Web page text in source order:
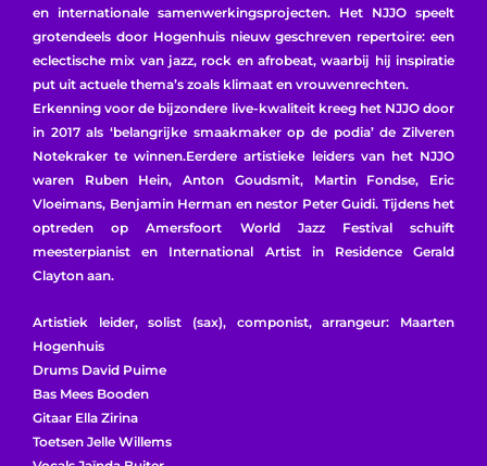
en internationale samenwerkingsprojecten. Het NJJO speelt
grotendeels door Hogenhuis nieuw geschreven repertoire: een
eclectische mix van jazz, rock en afrobeat, waarbij hij inspiratie
put uit actuele thema’s zoals klimaat en vrouwenrechten.
Erkenning voor de bijzondere live-kwaliteit kreeg het NJJO door
in 2017 als ‘belangrijke smaakmaker op de podia’ de Zilveren
Notekraker te winnen.Eerdere artistieke leiders van het NJJO
waren Ruben Hein, Anton Goudsmit, Martin Fondse, Eric
Vloeimans, Benjamin Herman en nestor Peter Guidi. Tijdens het
optreden op Amersfoort World Jazz Festival schuift
meesterpianist en International Artist in Residence Gerald
Clayton aan.
Artistiek leider, solist (sax), componist, arrangeur: Maarten
Hogenhuis
Drums David Puime
Bas Mees Booden
Gitaar Ella Zirina
Toetsen Jelle Willems